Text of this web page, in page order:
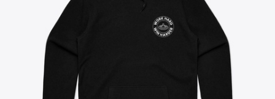
Venda en todas partes